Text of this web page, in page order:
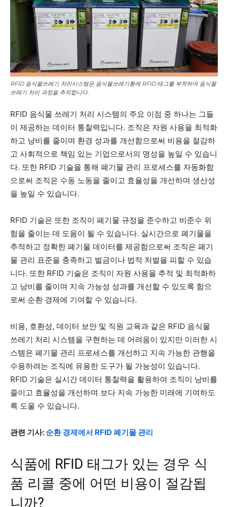
RFID 음식물쓰레기 처리시스템은 음식물쓰레기통에 RFID 태그를 부착하여 음식물
쓰레기 처리 과정을 추적합니다.
RFID 음식물 쓰레기 처리 시스템의 주요 이점 중 하나는 그들
이 제공하는 데이터 통찰력입니다. 조직은 자원 사용을 최적화
하고 낭비를 줄이며 환경 성과를 개선함으로써 비용을 절감하
고 사회적으로 책임 있는 기업으로서의 명성을 높일 수 있습니
다. 또한 RFID 기술을 통해 폐기물 관리 프로세스를 자동화함
으로써 조직은 수동 노동을 줄이고 효율성을 개선하며 생산성
을 높일 수 있습니다.
RFID 기술은 또한 조직이 폐기물 규정을 준수하고 비준수 위
험을 줄이는 데 도움이 될 수 있습니다. 실시간으로 폐기물을
추적하고 정확한 폐기물 데이터를 제공함으로써 조직은 폐기
물 관리 표준을 충족하고 벌금이나 법적 처벌을 피할 수 있습
니다. 또한 RFID 기술은 조직이 자원 사용을 추적 및 최적화하
고 낭비를 줄이며 지속 가능성 성과를 개선할 수 있도록 함으
로써 순환 경제에 기여할 수 있습니다.
비용, 호환성, 데이터 보안 및 직원 교육과 같은 RFID 음식물
쓰레기 처리 시스템을 구현하는 데 어려움이 있지만 이러한 시
스템은 폐기물 관리 프로세스를 개선하고 지속 가능한 관행을
수용하려는 조직에 유용한 도구가 될 가능성이 있습니다.
RFID 기술은 실시간 데이터 통찰력을 활용하여 조직이 낭비를
줄이고 효율성을 개선하며 보다 지속 가능한 미래에 기여하도
록 도울 수 있습니다.
관련 기사: 순환 경제에서 RFID 폐기물 관리
식품에 RFID 태그가 있는 경우 식
품 리콜 중에 어떤 비용이 절감됩
니까?